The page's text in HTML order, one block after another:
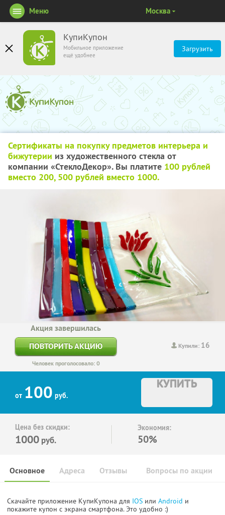
КупиКупон
Мобильное приложение
ещё удобнее
Загрузить
Меню Москва
Сертификаты на покупку предметов интерьера и
бижутерии из художественного стекла от
компании «СтеклоДекор». Вы платите 100 рублей
вместо 200, 500 рублей вместо 1000.
Купили: 16
Акция завершилась
ПОВТОРИТЬ АКЦИЮ
Человек проголосовало: 0
от 100 руб.
КУПИТЬ
Цена без скидки:
1000 руб.
Экономия:
50%
Основное Отзывы Вопросы по акции
Адреса
Скачайте приложение КупиКупона для IOS или Android и
покажите купон с экрана смартфона. Это удобно :)